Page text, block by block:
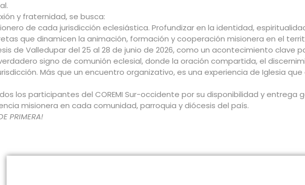
y fraternidad, se busca:
de cada jurisdicción eclesiástica. Profundizar en la identidad,
que dinamicen la animación, formación y cooperación misionera en el
de Valledupar del 25 al 28 de junio de 2026, como un acontecimiento clave
verdadero signo de comunión eclesial, donde la oración compartida, el
Más que un encuentro organizativo, es una experiencia de Iglesia
los participantes del COREMI Sur-occidente por su disponibilidad y entrega
misionera en cada comunidad, parroquia y diócesis del país.
PRIMERA!